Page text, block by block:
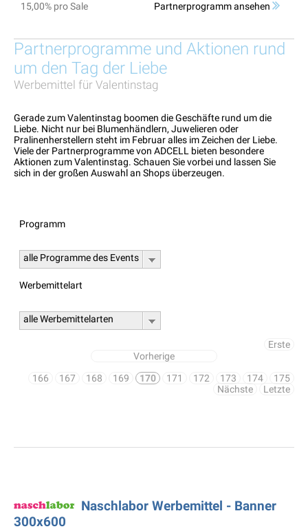
15,00% pro Sale Partnerprogramm ansehen
Partnerprogramme und Aktionen rund
um den Tag der Liebe
Werbemittel für Valentinstag
Gerade zum Valentinstag boomen die Geschäfte rund um die
Liebe. Nicht nur bei Blumenhändlern, Juwelieren oder
Pralinenherstellern steht im Februar alles im Zeichen der Liebe.
Viele der Partnerprogramme von ADCELL bieten besondere
Aktionen zum Valentinstag. Schauen Sie vorbei und lassen Sie
sich in der großen Auswahl an Shops überzeugen.
Programm
alle Programme des Events
Werbemittelart
alle Werbemittelarten
Erste
Vorherige
166
167 168 169 170 171 172 173 174
175
Nächste
Letzte
Naschlabor Werbemittel - Banner
300x600